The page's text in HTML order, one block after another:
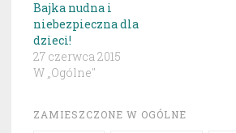
Bajka nudna i
niebezpieczna dla
dzieci!
27 czerwca 2015
W „Ogólne"
ZAMIESZCZONE W OGÓLNE